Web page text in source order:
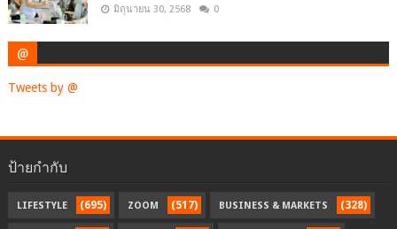
มิถุนายน 30, 2568 0
@
Tweets by @
ป้ายกำกับ
LIFESTYLE (695) ZOOM (517) BUSINESS & MARKETS (328)